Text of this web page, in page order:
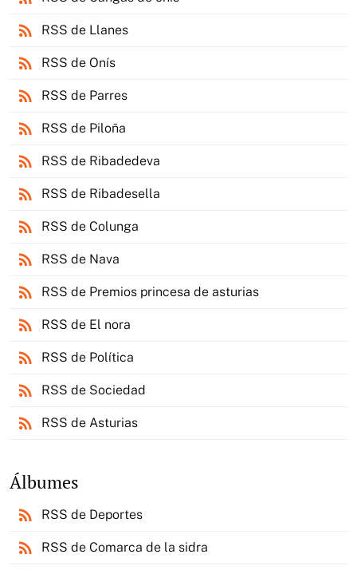
rss_feed RSS de Llanes
rss_feed RSS de Onís
rss_feed RSS de Parres
rss_feed RSS de Piloña
rss_feed RSS de Ribadedeva
rss_feed RSS de Ribadesella
rss_feed RSS de Colunga
rss_feed RSS de Nava
rss_feed RSS de Premios princesa de asturias
rss_feed RSS de El nora
rss_feed RSS de Política
rss_feed RSS de Sociedad
rss_feed RSS de Asturias
Álbumes
rss_feed RSS de Deportes
rss_feed RSS de Comarca de la sidra